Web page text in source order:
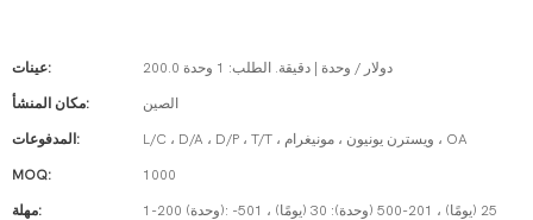
عينات: 200.0 دولار / وحدة | دقيقة. الطلب: 1 وحدة
مكان المنشأ: الصين
المدفوعات: L/C ، D/A ، D/P ، T/T ، ويسترن يونيون ، مونيغرام ، OA
MOQ: 1000
مهلة:
1-200 (وحدة): 25 (يومًا) ، 201-500 (وحدة): 30 (يومًا) ، 501-